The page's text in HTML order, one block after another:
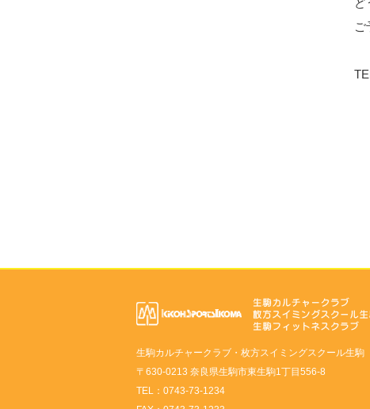
ど
ご
生駒カルチャークラブ・枚方スイミングスクール生駒
〒630-0213 奈良県生駒市東生駒1丁目556-8
TEL：0743-73-1234